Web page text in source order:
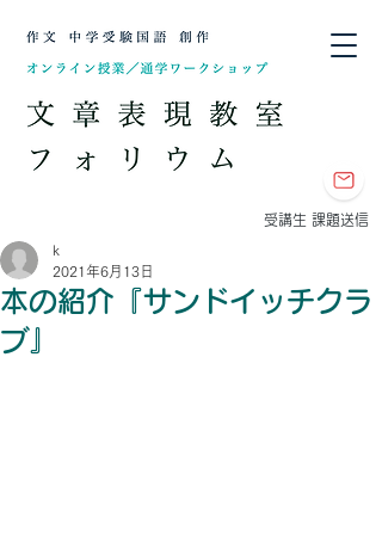
​受講生 課題送信
本の紹介『サンドイッチクラ
ブ』
k
2021年6月13日